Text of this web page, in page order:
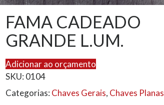
FAMA CADEADO
GRANDE L.UM.
Adicionar ao orçamento
SKU: 0104
Categorias: Chaves Gerais, Chaves Planas